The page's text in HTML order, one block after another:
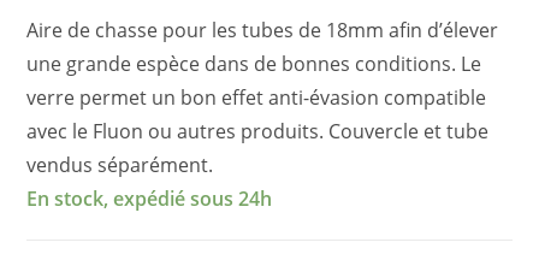
14,90€.
Aire de chasse pour les tubes de 18mm afin d’élever
une grande espèce dans de bonnes conditions. Le
verre permet un bon effet anti-évasion compatible
avec le Fluon ou autres produits. Couvercle et tube
vendus séparément.
En stock, expédié sous 24h